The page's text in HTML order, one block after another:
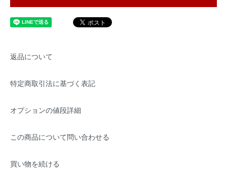
返品について
特定商取引法に基づく表記
オプションの値段詳細
この商品について問い合わせる
買い物を続ける